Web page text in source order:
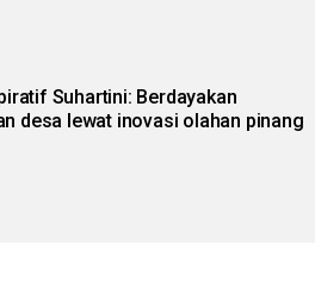
Suhartini: Berdayakan
desa lewat inovasi olahan pinang